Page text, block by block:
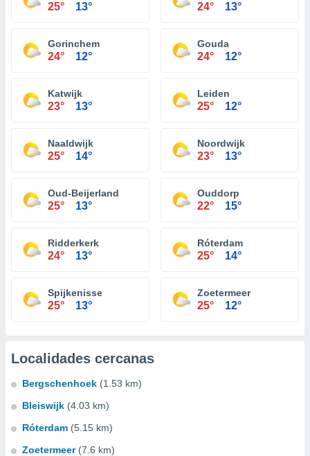
25° 13° 24° 13°
Gorinchem
24° 12°
Gouda
24° 12°
Katwijk
23° 13°
Leiden
25° 12°
Naaldwijk
25° 14°
Noordwijk
23° 13°
Oud-Beijerland
25° 13°
Ouddorp
22° 15°
Ridderkerk
24° 13°
Róterdam
25° 14°
Spijkenisse
25° 13°
Zoetermeer
25° 12°
Localidades cercanas
Bergschenhoek (1.53 km)
Bleiswijk (4.03 km)
Róterdam (5.15 km)
Zoetermeer (7.6 km)